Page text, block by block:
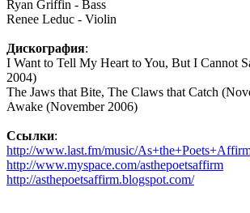
Ryan Griffin - Bass
Renee Leduc - Violin
Дискография:
I Want to Tell My Heart to You, But I Cannot
2004)
The Jaws that Bite, The Claws that Catch
Awake (November 2006)
Ссылки:
http://www.last.fm/music/
http://www.myspace.com/asthepoetsaffirm
http://asthepoetsaffirm.blogspot.com/